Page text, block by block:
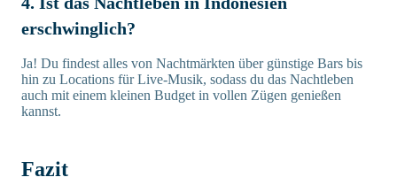
erschwinglich?
Ja! Du findest alles von Nachtmärkten über günstige Bars bis
hin zu Locations für Live-Musik, sodass du das Nachtleben
auch mit einem kleinen Budget in vollen Zügen genießen
kannst.
Fazit